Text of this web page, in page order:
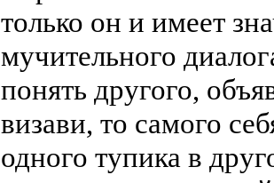
только он и имеет
мучительного
понять другого,
визави, то самого
одного тупика в